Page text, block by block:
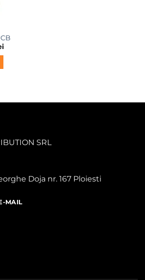
Prețul
SRL
Doja nr. 167 Ploiesti
MAIL